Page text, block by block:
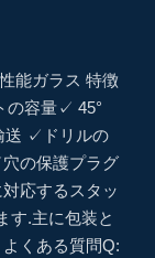
能ガラス 特徴
の容量✓ 45°
送 ✓ドリルの
の保護プラグ
応するスタッ
す.主に包装と
くある質問Q: